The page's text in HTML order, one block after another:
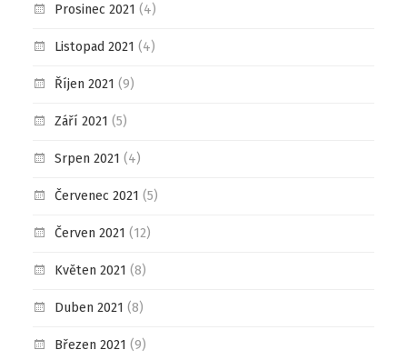
Prosinec 2021 (4)
Listopad 2021 (4)
Říjen 2021 (9)
Září 2021 (5)
Srpen 2021 (4)
Červenec 2021 (5)
Červen 2021 (12)
Květen 2021 (8)
Duben 2021 (8)
Březen 2021 (9)